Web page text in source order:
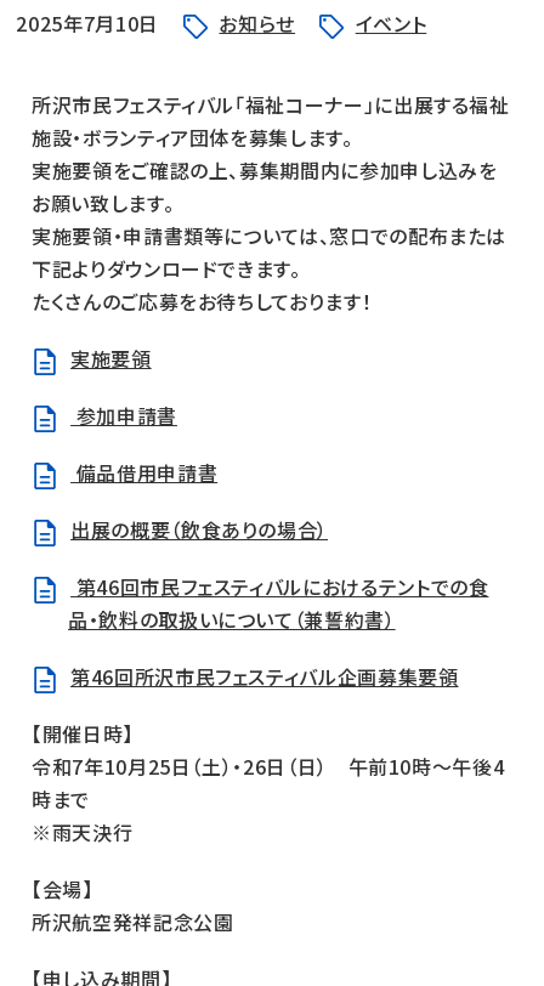
2025年7月10日 お知らせ イベント
所沢市民フェスティバル「福祉コーナー」に出展する福祉
施設・ボランティア団体を募集します。
実施要領をご確認の上、募集期間内に参加申し込みを
お願い致します。
実施要領・申請書類等については、窓口での配布または
下記よりダウンロードできます。
たくさんのご応募をお待ちしております！
実施要領
参加申請書
備品借用申請書
出展の概要（飲食ありの場合）
第46回市民フェスティバルにおけるテントでの食
品・飲料の取扱いについて（兼誓約書）
第46回所沢市民フェスティバル企画募集要領
【開催日時】
令和7年10月25日（土）・26日（日） 午前10時～午後4
時まで
※雨天決行
【会場】
所沢航空発祥記念公園
【申し込み期間】